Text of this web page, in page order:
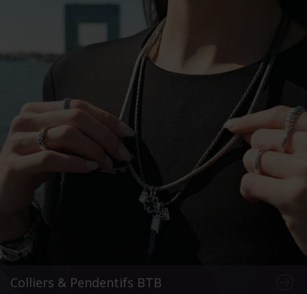
Colliers & Pendentifs BTB